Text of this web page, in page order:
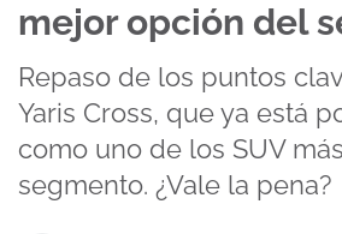
mejor opción del
Repaso de los puntos
Yaris Cross, que ya está
como uno de los SUV
segmento. ¿Vale la pena?